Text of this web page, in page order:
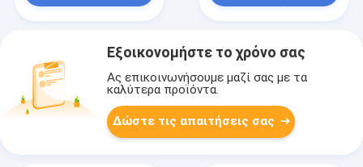
Εξοικονομήστε το χρόνο σας
Ας επικοινωνήσουμε μαζί σας με τα
καλύτερα προϊόντα.
Δώστε τις απαιτήσεις σας